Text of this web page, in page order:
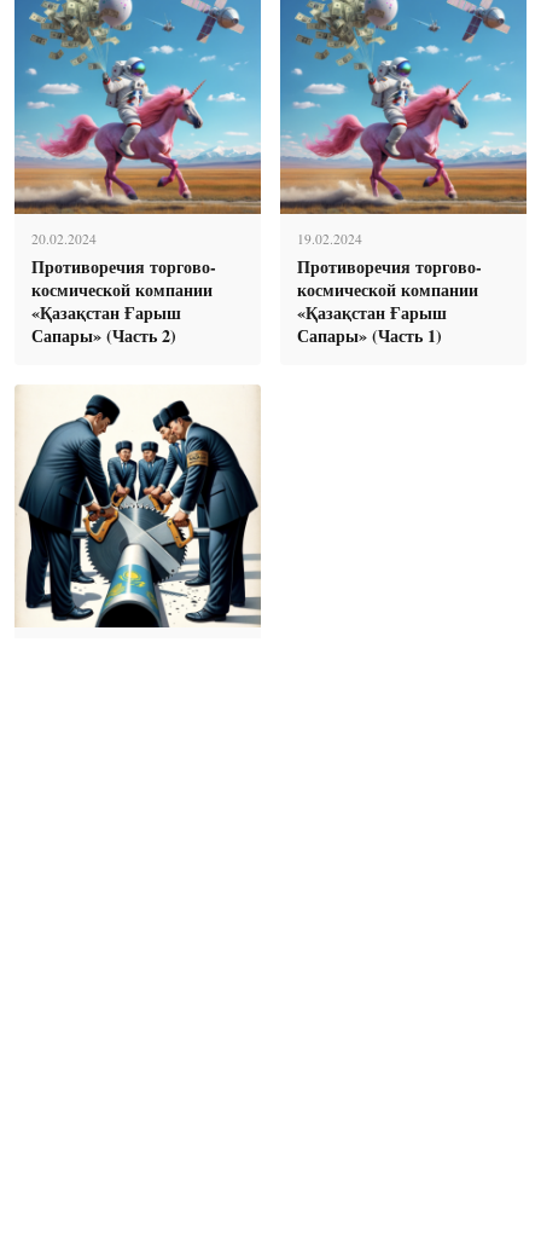
20.02.2024
Противоречия торгово-
космической компании
«Қазақстан Ғарыш
Сапары» (Часть 2)
19.02.2024
Противоречия торгово-
космической компании
«Қазақстан Ғарыш
Сапары» (Часть 1)